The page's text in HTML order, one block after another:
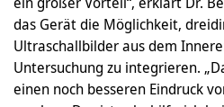
das Gerät die Möglichkeit,
Ultraschallbilder aus dem
Untersuchung zu integrieren.
einen noch besseren Eindruck